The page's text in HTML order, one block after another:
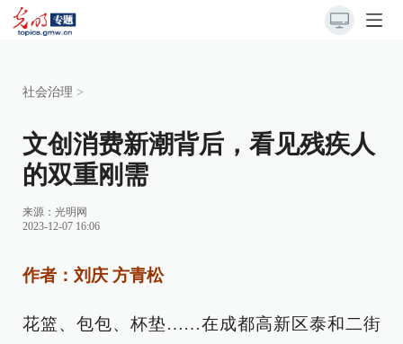
社会治理 >
文创消费新潮背后，看见残疾人
的双重刚需
来源： 光明网
2023-12-07 16:06
作者：刘庆 方青松
花篮、包包、杯垫……在成都高新区泰和二街